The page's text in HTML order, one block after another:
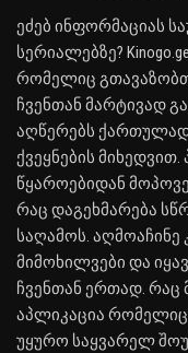
ეძებ ინფორმაციას
სერიალებზე?
რომელიც
ჩვენთან მარტივად
აღწერებს ქართულად,
ქვეყნების
წყაროებიდან
რაც დაგეხმარება
საღამოს. აღმოაჩინე
მიმოხილვები და
ჩვენთან ერთად. რაც
აპლიკაცია
უყურო საყვარელ